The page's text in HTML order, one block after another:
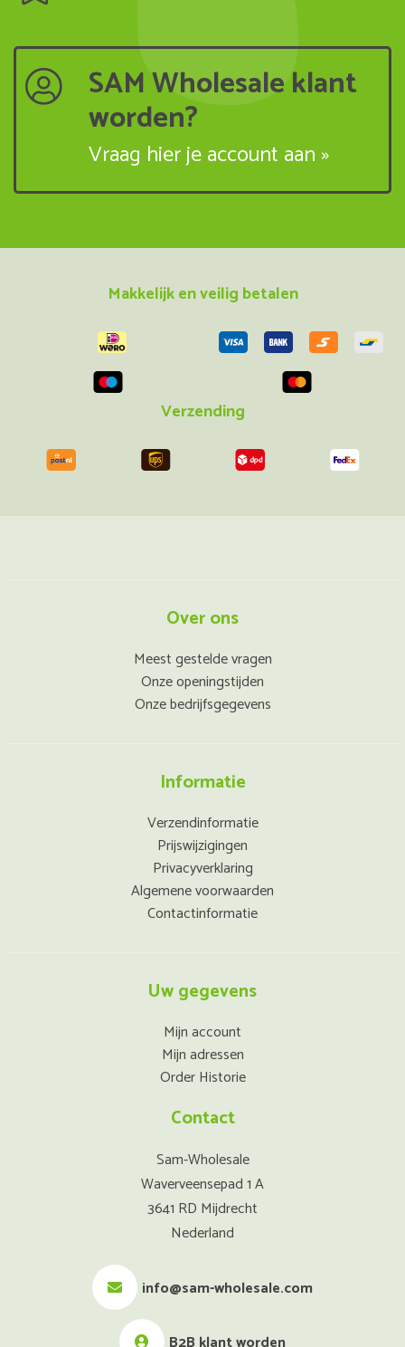
SAM Wholesale klant
worden?
Vraag hier je account aan »
Makkelijk en veilig betalen
Verzending
Over ons
Meest gestelde vragen
Onze openingstijden
Onze bedrijfsgegevens
Informatie
Verzendinformatie
Prijswijzigingen
Privacyverklaring
Algemene voorwaarden
Contactinformatie
Uw gegevens
Mijn account
Mijn adressen
Order Historie
Contact
Sam-Wholesale
Waverveensepad 1 A
3641 RD Mijdrecht
Nederland
info@sam-wholesale.com